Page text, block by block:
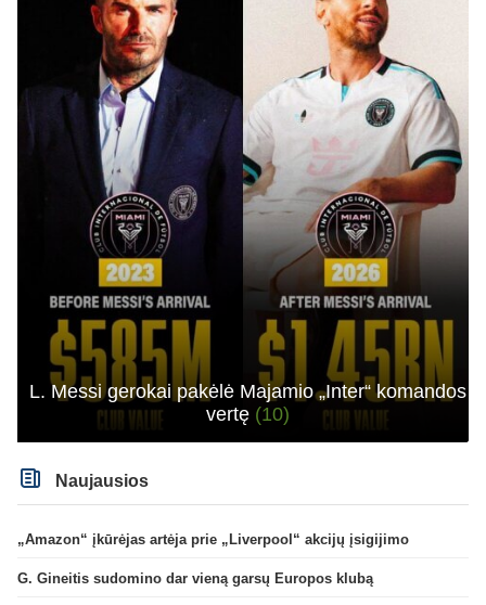
L. Messi gerokai pakėlė Majamio „Inter“ komandos
vertę (10)
Naujausios
„Amazon“ įkūrėjas artėja prie „Liverpool“ akcijų įsigijimo
G. Gineitis sudomino dar vieną garsų Europos klubą